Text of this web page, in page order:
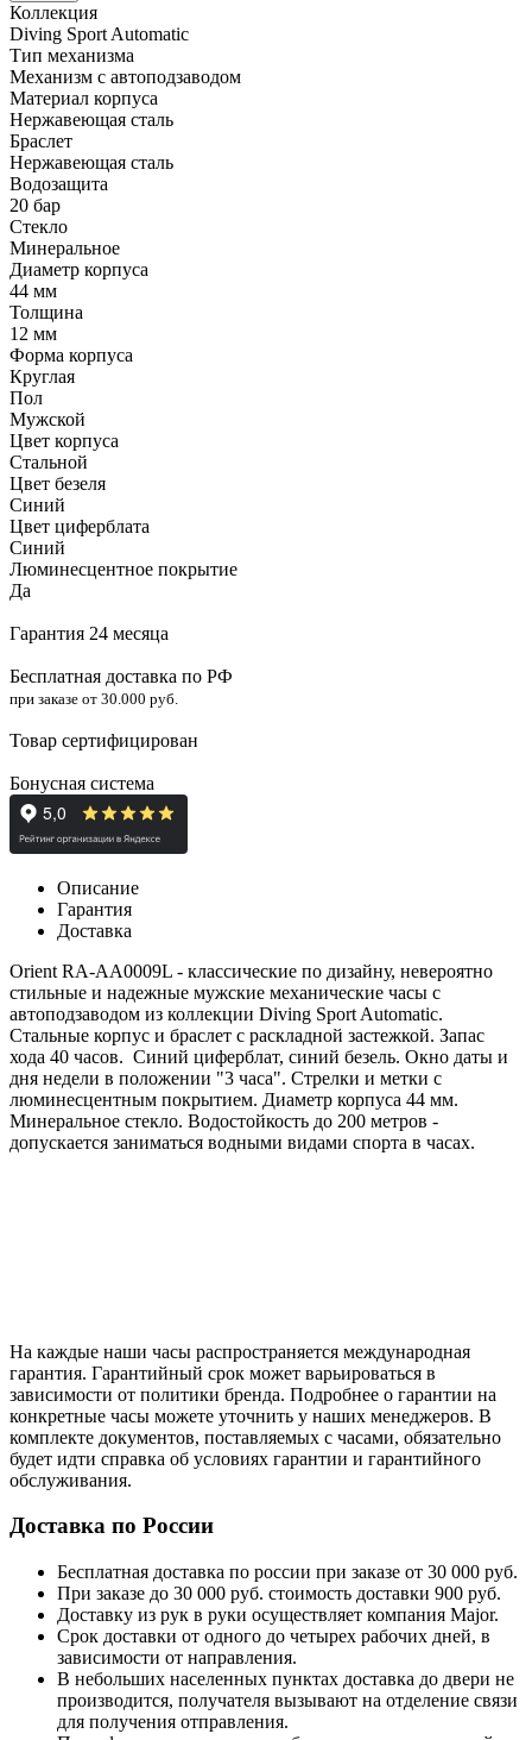
Коллекция
Diving Sport Automatic
Тип механизма
Механизм с автоподзаводом
Материал корпуса
Нержавеющая сталь
Браслет
Нержавеющая сталь
Водозащита
20 бар
Стекло
Минеральное
Диаметр корпуса
44 мм
Толщина
12 мм
Форма корпуса
Круглая
Пол
Мужской
Цвет корпуса
Стальной
Цвет безеля
Синий
Цвет циферблата
Синий
Люминесцентное покрытие
Да
Гарантия 24 месяца
Бесплатная доставка по РФ
при заказе от 30.000 руб.
Товар сертифицирован
Бонусная система
Описание
Гарантия
Доставка
Orient RA-AA0009L - классические по дизайну, невероятно
стильные и надежные мужские механические часы с
автоподзаводом из коллекции Diving Sport Automatic.
Стальные корпус и браслет с раскладной застежкой. Запас
хода 40 часов. Синий циферблат, синий безель. Окно даты и
дня недели в положении "3 часа". Стрелки и метки с
люминесцентным покрытием. Диаметр корпуса 44 мм.
Минеральное стекло. Водостойкость до 200 метров -
допускается заниматься водными видами спорта в часах.
На каждые наши часы распространяется международная
гарантия. Гарантийный срок может варьироваться в
зависимости от политики бренда. Подробнее о гарантии на
конкретные часы можете уточнить у наших менеджеров. В
комплекте документов, поставляемых с часами, обязательно
будет идти справка об условиях гарантии и гарантийного
обслуживания.
Доставка по России
Бесплатная доставка по россии при заказе от 30 000 руб.
При заказе до 30 000 руб. стоимость доставки 900 руб.
Доставку из рук в руки осуществляет компания Major.
Срок доставки от одного до четырех рабочих дней, в
зависимости от направления.
В небольших населенных пунктах доставка до двери не
производится, получателя вызывают на отделение связи
для получения отправления.